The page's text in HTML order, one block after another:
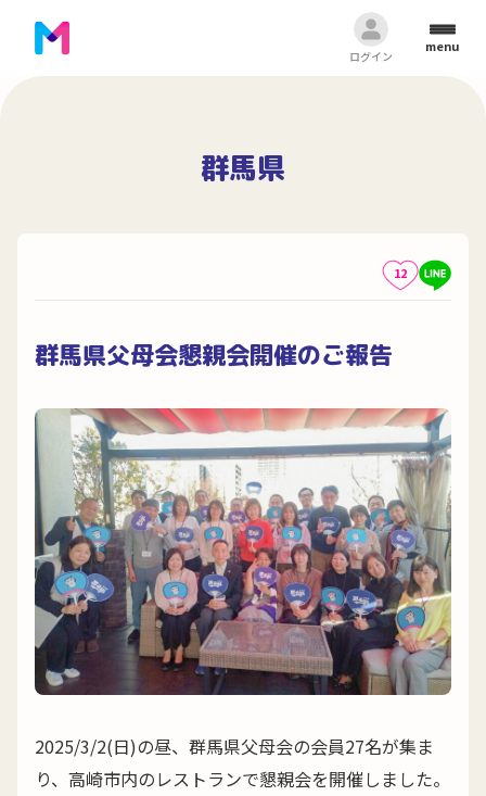
ログイン
menu
群馬県
12
群馬県父母会懇親会開催のご報告
2025/3/2(日)の昼、群馬県父母会の会員27名が集ま
り、高崎市内のレストランで懇親会を開催しました。